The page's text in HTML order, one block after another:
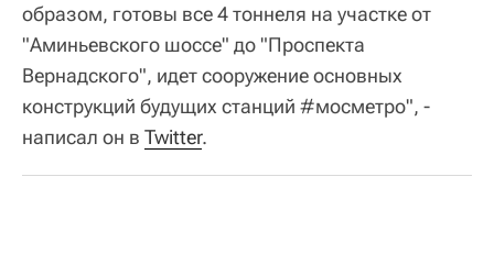
образом, готовы все 4 тоннеля на участке от
"Аминьевского шоссе" до "Проспекта
Вернадского", идет сооружение основных
конструкций будущих станций #мосметро", -
написал он в Twitter.